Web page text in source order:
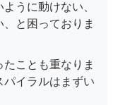
うに動けない、
と困っておりま
ことも重なりま
パイラルはまずい